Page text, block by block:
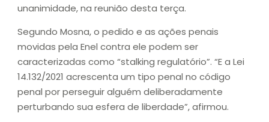
unanimidade, na reunião desta terça.
Segundo Mosna, o pedido e as ações penais
movidas pela Enel contra ele podem ser
caracterizadas como “stalking regulatório”. “E a Lei
14.132/2021 acrescenta um tipo penal no código
penal por perseguir alguém deliberadamente
perturbando sua esfera de liberdade”, afirmou.